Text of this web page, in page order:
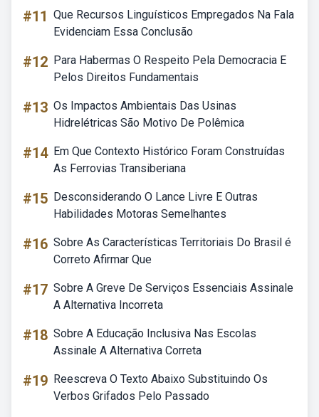
#11 Que Recursos Linguísticos Empregados Na Fala
Evidenciam Essa Conclusão
#12 Para Habermas O Respeito Pela Democracia E
Pelos Direitos Fundamentais
#13 Os Impactos Ambientais Das Usinas
Hidrelétricas São Motivo De Polêmica
#14 Em Que Contexto Histórico Foram Construídas
As Ferrovias Transiberiana
#15 Desconsiderando O Lance Livre E Outras
Habilidades Motoras Semelhantes
#16 Sobre As Características Territoriais Do Brasil é
Correto Afirmar Que
#17 Sobre A Greve De Serviços Essenciais Assinale
A Alternativa Incorreta
#18 Sobre A Educação Inclusiva Nas Escolas
Assinale A Alternativa Correta
#19 Reescreva O Texto Abaixo Substituindo Os
Verbos Grifados Pelo Passado